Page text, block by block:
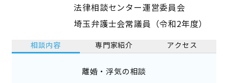
法律相談センター運営委員会
埼玉弁護士会常議員（令和2年度）
相談内容 専門家紹介 アクセス
離婚・浮気の相談